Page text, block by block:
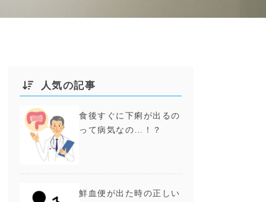
人気の記事
食後すぐに下痢が出るの
って病気なの…！？
鮮血便が出た時の正しい